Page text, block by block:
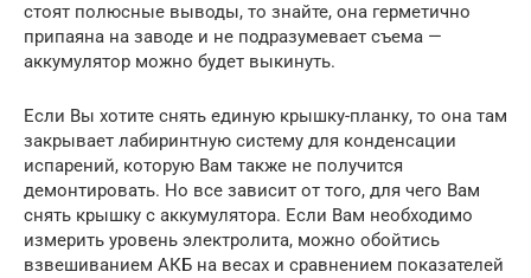
стоят полюсные выводы, то знайте, она герметично
припаяна на заводе и не подразумевает съема —
аккумулятор можно будет выкинуть.
Если Вы хотите снять единую крышку-планку, то она там
закрывает лабиринтную систему для конденсации
испарений, которую Вам также не получится
демонтировать. Но все зависит от того, для чего Вам
снять крышку с аккумулятора. Если Вам необходимо
измерить уровень электролита, можно обойтись
взвешиванием АКБ на весах и сравнением показателей